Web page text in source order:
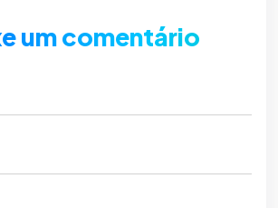
um comentário